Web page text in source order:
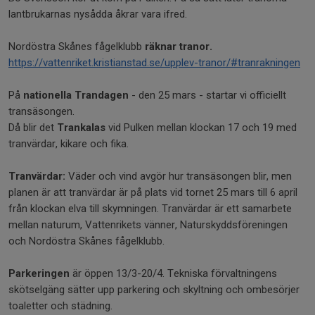
lantbrukarnas nysådda åkrar vara ifred.
Nordöstra Skånes fågelklubb räknar tranor.
https://vattenriket.kristianstad.se/upplev-tranor/#tranrakningen
På nationella Trandagen - den 25 mars - startar vi officiellt
transäsongen.
Då blir det Trankalas vid Pulken mellan klockan 17 och 19 med
tranvärdar, kikare och fika.
Tranvärdar: Väder och vind avgör hur transäsongen blir, men
planen är att tranvärdar är på plats vid tornet 25 mars till 6 april
från klockan elva till skymningen. Tranvärdar är ett samarbete
mellan naturum, Vattenrikets vänner, Naturskyddsföreningen
och Nordöstra Skånes fågelklubb.
Parkeringen är öppen 13/3-20/4. Tekniska förvaltningens
skötselgäng sätter upp parkering och skyltning och ombesörjer
toaletter och städning.